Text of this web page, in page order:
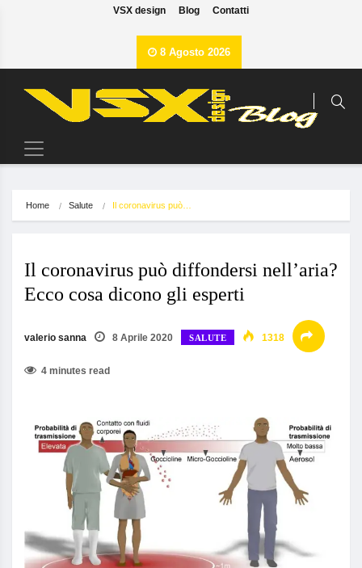
VSX design Blog Contatti
8 Agosto 2026
Home Salute Il coronavirus può…
Il coronavirus può diffondersi nell’aria?
Ecco cosa dicono gli esperti
valerio sanna 8 Aprile 2020 SALUTE 1318
4 minutes read